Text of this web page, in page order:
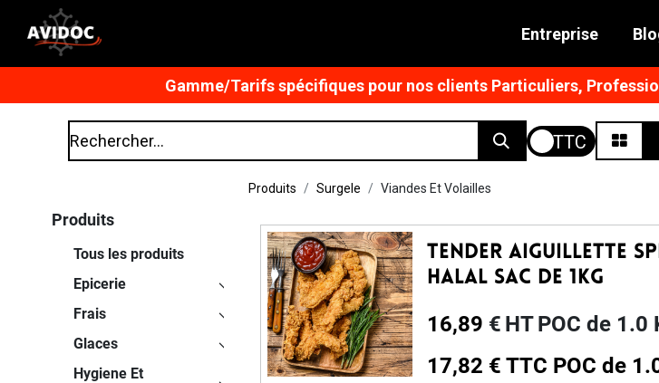
Entreprise
Gamme/Tarifs spécifiques pour nos clients Particuliers,
Produits
Tous les produits
Epicerie
Frais
Glaces
Hygiene Et
Produits Surgele Viandes Et Volailles
Tender Aiguillette
Halal Sac De 1kg
16,89 € HTPOC de 1.0
17,82 € TTC POC de